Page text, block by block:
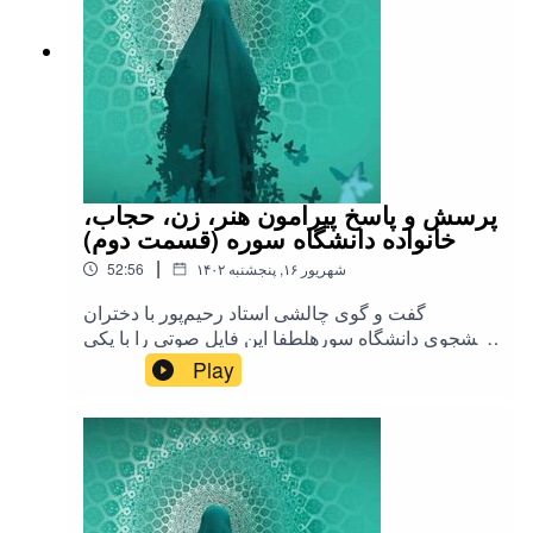
پرسش و پاسخ پیرامون هنر، زن، حجاب،
خانواده دانشگاه سوره (قسمت دوم)
52:56 | ۱۴۰۲ شهریور ۱۶, پنجشنبه
گفت و گوی چالشی استاد رحیم‌پور با دختران
دانشجوی دانشگاه سورهلطفا این فایل صوتی را با یکی
از دوستاتون هم به اشتراک
بگذارید.#طرحی_برای_فردا #رحیم_پور_ازغدی
#اسلام #حجاب #زن #خانواده #هنر
Play